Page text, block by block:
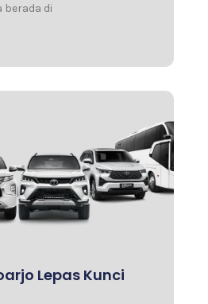
berada di
Lepas Kunci